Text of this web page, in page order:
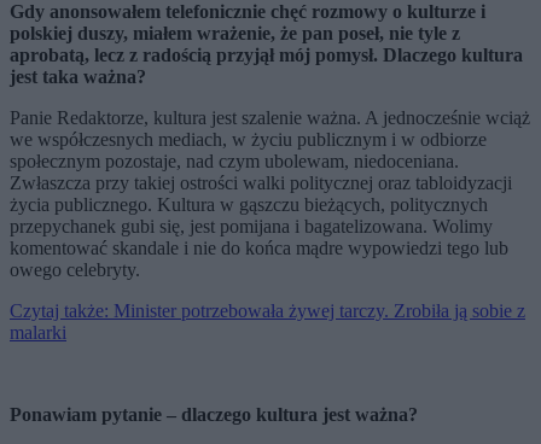
Gdy anonsowałem telefonicznie chęć rozmowy o kulturze i
polskiej duszy, miałem wrażenie, że pan poseł, nie tyle z
aprobatą, lecz z radością przyjął mój pomysł. Dlaczego kultura
jest taka ważna?
Panie Redaktorze, kultura jest szalenie ważna. A jednocześnie wciąż
we współczesnych mediach, w życiu publicznym i w odbiorze
społecznym pozostaje, nad czym ubolewam, niedoceniana.
Zwłaszcza przy takiej ostrości walki politycznej oraz tabloidyzacji
życia publicznego. Kultura w gąszczu bieżących, politycznych
przepychanek gubi się, jest pomijana i bagatelizowana. Wolimy
komentować skandale i nie do końca mądre wypowiedzi tego lub
owego celebryty.
Czytaj także: Minister potrzebowała żywej tarczy. Zrobiła ją sobie z
malarki
Ponawiam pytanie – dlaczego kultura jest ważna?